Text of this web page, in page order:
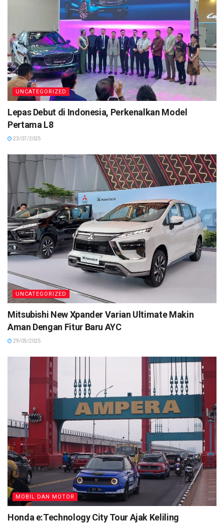
UNCATEGORIZED
Lepas Debut di Indonesia, Perkenalkan Model
Pertama L8
23/07/2025
UNCATEGORIZED
Mitsubishi New Xpander Varian Ultimate Makin
Aman Dengan Fitur Baru AYC
29/05/2025
MOBIL DAN MOTOR
Honda e:Technology City Tour Ajak Keliling